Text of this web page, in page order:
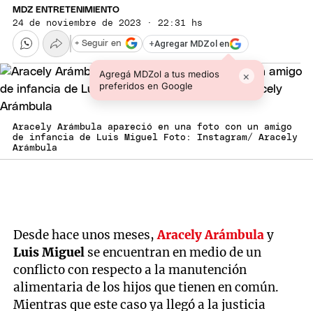
MDZ ENTRETENIMIENTO
24 de noviembre de 2023 · 22:31 hs
+Agregar MDZol en
Agregá MDZol a tus medios
preferidos en Google
×
+ Seguir en
Aracely Arámbula apareció en una foto con un amigo
de infancia de Luis Miguel Foto: Instagram/ Aracely
Arámbula
Desde hace unos meses,Aracely Arámbulay
Luis Miguel se encuentran en medio de un
conflicto con respecto a la manutención
alimentaria de los hijos que tienen en común.
Mientras que este caso ya llegó a la justicia